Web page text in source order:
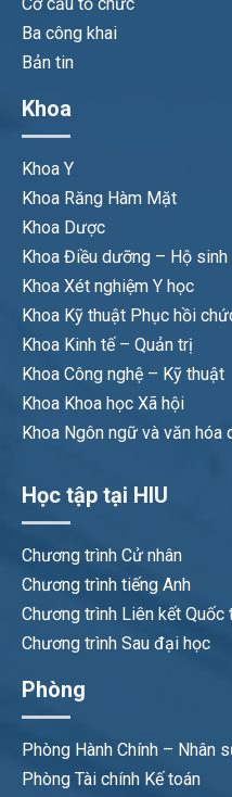
Cơ cấu tổ chức
Ba công khai
Bản tin
Khoa
Khoa Y
Khoa Răng Hàm Mặt
Khoa Dược
Khoa Điều dưỡng – Hộ sinh
Khoa Xét nghiệm Y học
Khoa Kỹ thuật Phục hồi
Khoa Kinh tế – Quản trị
Khoa Công nghệ – Kỹ thuật
Khoa Khoa học Xã hội
Khoa Ngôn ngữ và văn hóa
Học tập tại HIU
Chương trình Cử nhân
Chương trình tiếng Anh
Chương trình Liên kết Quốc
Chương trình Sau đại học
Phòng
Phòng Hành Chính – Nhân
Phòng Tài chính Kế toán